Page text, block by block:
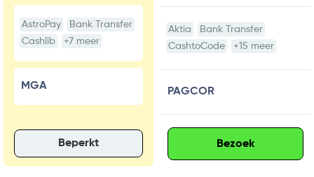
AstroPay
Bank Transfer
Cashlib
+7 meer
MGA
Beperkt
Aktia
Bank Transfer
CashtoCode
+15 meer
PAGCOR
Bezoek